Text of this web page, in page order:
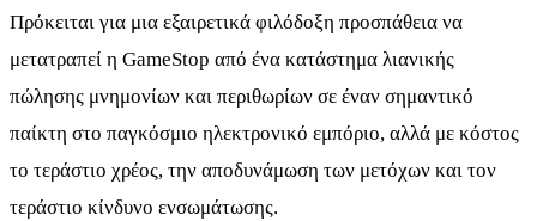
Πρόκειται για μια εξαιρετικά φιλόδοξη προσπάθεια να
μετατραπεί η GameStop από ένα κατάστημα λιανικής
πώλησης μνημονίων και περιθωρίων σε έναν σημαντικό
παίκτη στο παγκόσμιο ηλεκτρονικό εμπόριο, αλλά με κόστος
το τεράστιο χρέος, την αποδυνάμωση των μετόχων και τον
τεράστιο κίνδυνο ενσωμάτωσης.